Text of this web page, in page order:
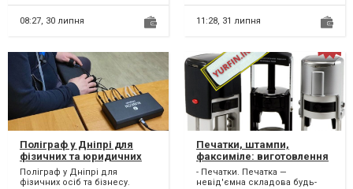
самовывоз нашим транспорт...
08:27, 30 липня
виготовлення - від 4-х
робочи...
11:28, 31 липня
Поліграф у Дніпрі для
фізичних та юридичних
осіб - поліграфолог
Поліграф у Дніпрі для
фізичних осіб та бізнесу.
Печатки, штампи,
факсиміле: виготовлення
за 15 хвилин.
- Печатки. Печатка —
невід'ємна складова будь-